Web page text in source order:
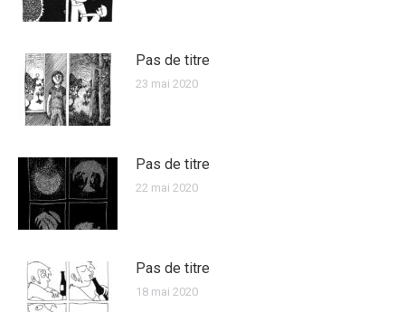
Pas de titre
23 mai 2020
Pas de titre
22 mai 2020
Pas de titre
18 mai 2020